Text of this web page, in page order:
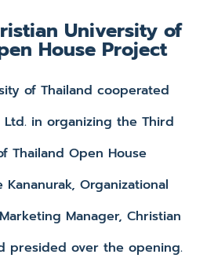
University of
House Project
of Thailand cooperated
Ltd. in organizing the Third
Thailand Open House
Kananurak, Organizational
Manager, Christian
presided over the opening.